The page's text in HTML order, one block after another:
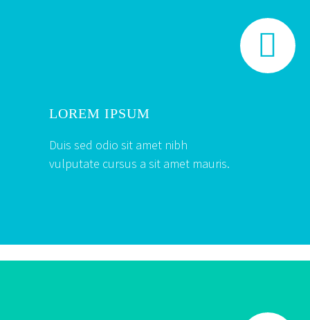


LOREM IPSUM
Duis sed odio sit amet nibh
vulputate cursus a sit amet mauris.